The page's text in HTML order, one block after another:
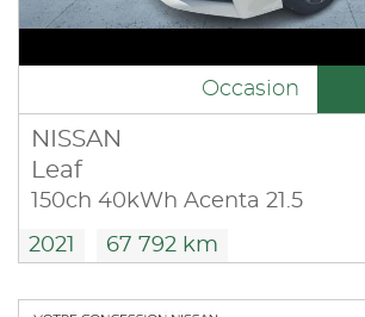
Occasion
NISSAN
Leaf
150ch 40kWh Acenta 21.5
2021 67 792 km